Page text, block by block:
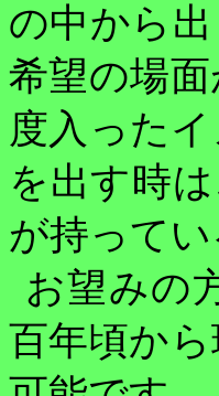
の中から
希望の場
度入った
を出す時
が持って
お望みの
百年頃か